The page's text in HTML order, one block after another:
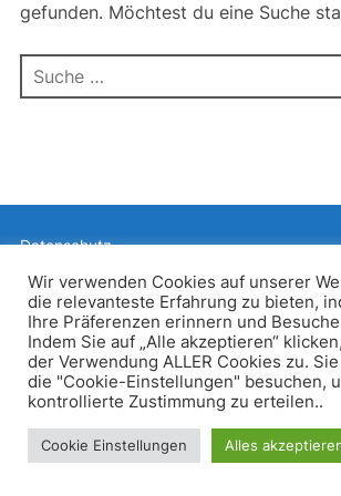
gefunden. Möchtest du eine Suche
Suchen
nach:
Datenschutz
Inspiro WordPress Theme von
Wir verwenden Cookies auf unserer
die relevanteste Erfahrung zu bieten,
Ihre Präferenzen erinnern und
Indem Sie auf „Alle akzeptieren“
der Verwendung ALLER Cookies zu.
die "Cookie-Einstellungen" besuchen,
kontrollierte Zustimmung zu erteilen..
Cookie Einstellungen Alles